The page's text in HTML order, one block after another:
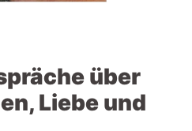
über
Liebe und